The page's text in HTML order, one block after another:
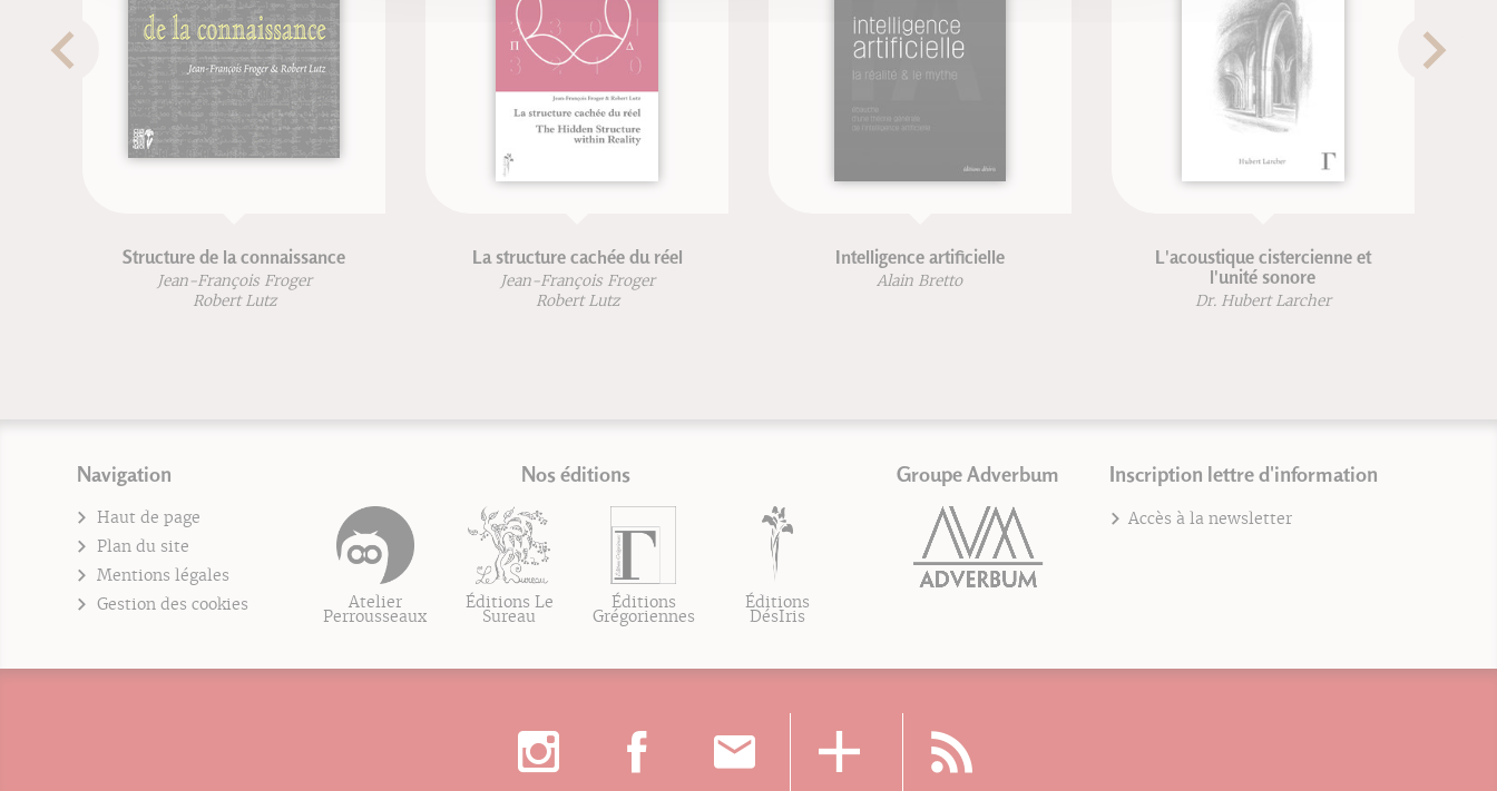
Structure de la connaissance
Jean-François Froger
Robert Lutz
La structure cachée du réel
Jean-François Froger
Robert Lutz
Intelligence artificielle
Alain Bretto
L'acoustique cistercienne et
l'unité sonore
Dr. Hubert Larcher
Navigation
Haut de page
Plan du site
Mentions légales
Gestion des cookies
Nos éditions
Atelier
Perrousseaux
Éditions Le
Sureau
Éditions
Grégoriennes
Éditions
DésIris
Groupe Adverbum Inscription lettre d'information
Accès à la newsletter